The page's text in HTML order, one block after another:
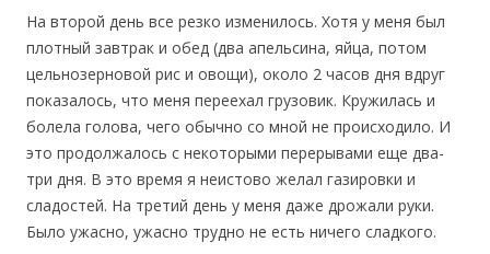
На второй день все резко изменилось. Хотя у меня был
плотный завтрак и обед (два апельсина, яйца, потом
цельнозерновой рис и овощи), около 2 часов дня вдруг
показалось, что меня переехал грузовик. Кружилась и
болела голова, чего обычно со мной не происходило. И
это продолжалось с некоторыми перерывами еще два-
три дня. В это время я неистово желал газировки и
сладостей. На третий день у меня даже дрожали руки.
Было ужасно, ужасно трудно не есть ничего сладкого.